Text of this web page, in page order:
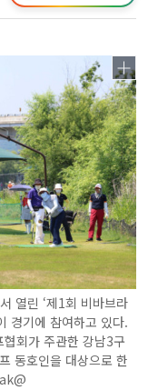
열린 ‘제1회 비바브라
경기에 참여하고 있다.
회가 주관한 강남3구
동호인을 대상으로 한